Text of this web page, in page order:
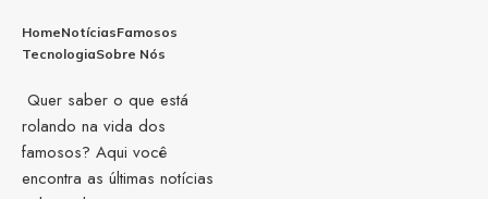
HomeNotíciasFamosos
TecnologiaSobre Nós
Quer saber o que está
rolando na vida dos
famosos? Aqui você
encontra as últimas notícias